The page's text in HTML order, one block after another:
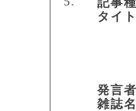
タイ
発言者
雑誌名